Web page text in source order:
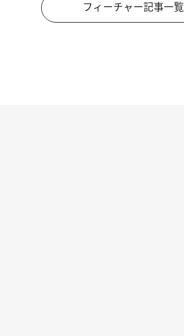
フィーチャー記事一覧